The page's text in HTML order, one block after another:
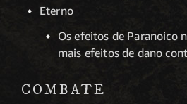
Eterno
Os efeitos de Paranoico
mais efeitos de dano
COMBATE